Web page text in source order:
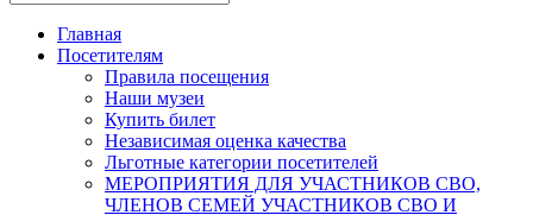
Главная
Посетителям
Правила посещения
Наши музеи
Купить билет
Независимая оценка качества
Льготные категории посетителей
МЕРОПРИЯТИЯ ДЛЯ УЧАСТНИКОВ СВО,
ЧЛЕНОВ СЕМЕЙ УЧАСТНИКОВ СВО И